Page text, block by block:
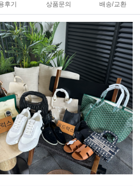
후기 상품문의 배송/교환